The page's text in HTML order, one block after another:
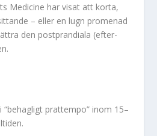
Medicine har visat att korta,
– eller en lugn promenad
den postprandiala (efter-
“behagligt prattempo” inom 15–